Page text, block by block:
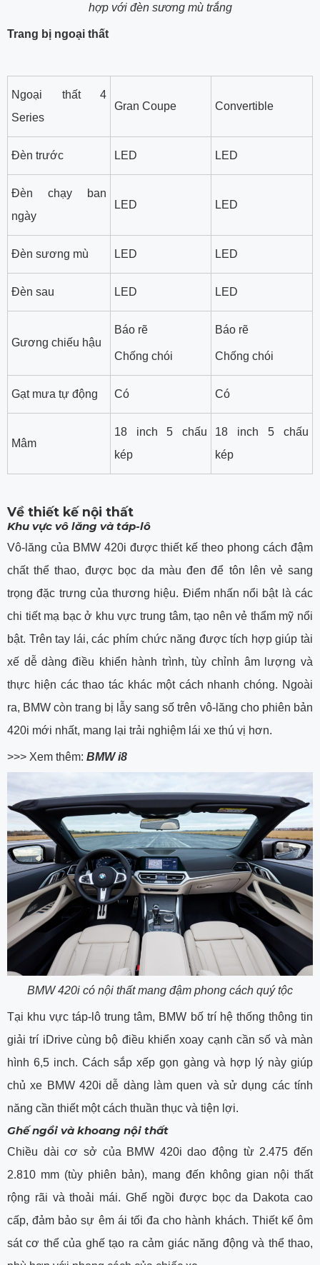
hợp với đèn sương mù trắng
Trang bị ngoại thất
Ngoại thất 4
Series
Gran Coupe Convertible
Đèn trước LED LED
Đèn chạy ban
ngày
LED LED
Đèn sương mù LED LED
Đèn sau LED LED
Gương chiếu hậu
Báo rẽ
Chống chói
Báo rẽ
Chống chói
Gạt mưa tự động Có Có
Mâm
18 inch 5 chấu
kép
18 inch 5 chấu
kép
Về thiết kế nội thất
Khu vực vô lăng và táp-lô
Vô-lăng của BMW 420i được thiết kế theo phong cách đậm
chất thể thao, được bọc da màu đen để tôn lên vẻ sang
trọng đặc trưng của thương hiệu. Điểm nhấn nổi bật là các
chi tiết mạ bạc ở khu vực trung tâm, tạo nên vẻ thẩm mỹ nổi
bật. Trên tay lái, các phím chức năng được tích hợp giúp tài
xế dễ dàng điều khiển hành trình, tùy chỉnh âm lượng và
thực hiện các thao tác khác một cách nhanh chóng. Ngoài
ra, BMW còn trang bị lẫy sang số trên vô-lăng cho phiên bản
420i mới nhất, mang lại trải nghiệm lái xe thú vị hơn.
>>> Xem thêm: BMW i8
BMW 420i có nội thất mang đậm phong cách quý tộc
Tại khu vực táp-lô trung tâm, BMW bố trí hệ thống thông tin
giải trí iDrive cùng bộ điều khiển xoay cạnh cần số và màn
hình 6,5 inch. Cách sắp xếp gọn gàng và hợp lý này giúp
chủ xe BMW 420i dễ dàng làm quen và sử dụng các tính
năng cần thiết một cách thuần thục và tiện lợi.
Ghế ngồi và khoang nội thất
Chiều dài cơ sở của BMW 420i dao động từ 2.475 đến
2.810 mm (tùy phiên bản), mang đến không gian nội thất
rộng rãi và thoải mái. Ghế ngồi được bọc da Dakota cao
cấp, đảm bảo sự êm ái tối đa cho hành khách. Thiết kế ôm
sát cơ thể của ghế tạo ra cảm giác năng động và thể thao,